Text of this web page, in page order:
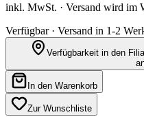
inkl. MwSt. · Versand wird im
Verfügbar · Versand in 1-2
Verfügbarkeit in den
In den Warenkorb
Zur Wunschliste